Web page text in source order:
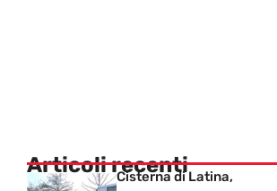
Articoli recenti
Cisterna di Latina,